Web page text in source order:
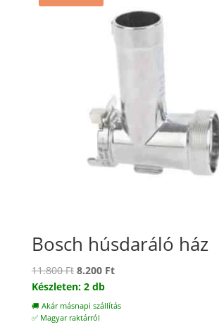
Bosch húsdaráló ház
11.800Ft Original
price
was:
11.800 Ft.
8.200 FtCurrent
is:
Készleten: 2 db
🚚 Akár másnapi szállítás
✅ Magyar raktárról